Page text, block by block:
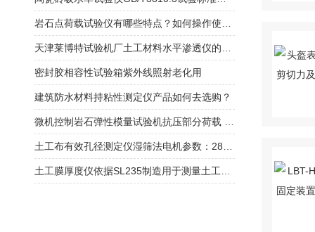
密封胶相容性试验箱紫外线照射老化用
建筑防水材料持粘性测定仪产品如何去选购？